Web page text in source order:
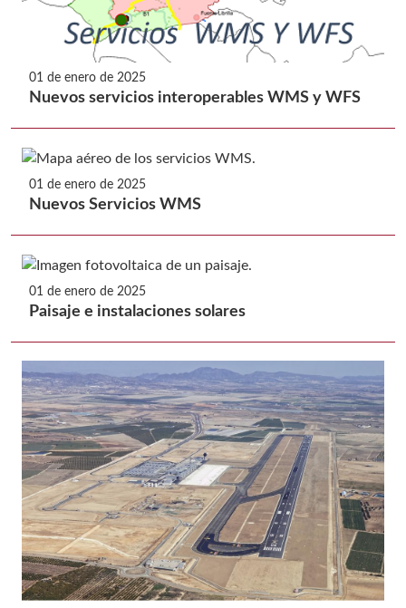
01 de enero de 2025
Nuevos servicios interoperables WMS y WFS
01 de enero de 2025
Nuevos Servicios WMS
01 de enero de 2025
Paisaje e instalaciones solares